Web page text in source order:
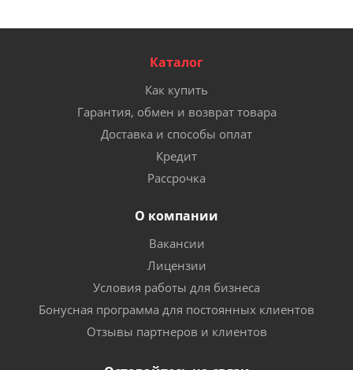
Каталог
Как купить
Гарантия, обмен и возврат товара
Доставка и способы оплат
Кредит
Рассрочка
О компании
Вакансии
Лицензии
Условия работы для бизнеса
Бонусная программа для постоянных клиентов
Отзывы партнеров и клиентов